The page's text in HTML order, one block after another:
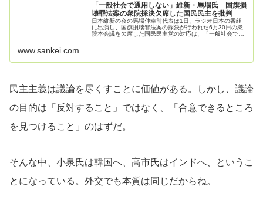
「一般社会で通用しない」維新・馬場氏 国旗損
壊罪法案の衆院採決欠席した国民民主を批判
日本維新の会の馬場伸幸前代表は1日、ラジオ日本の番組
に出演し、国旗損壊罪法案の採決が行われた6月30日の衆
院本会議を欠席した国民民主党の対応は、「一般社会で
www.sankei.com
民主主義は議論を尽くすことに価値がある。しかし、議論
の目的は「反対すること」ではなく、「合意できるところ
を見つけること」のはずだ。
そんな中、小泉氏は韓国へ、高市氏はインドへ、というこ
とになっている。外交でも本質は同じだからね。